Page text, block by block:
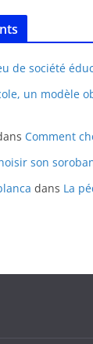
de société
un modèle
Comment
son
dans La